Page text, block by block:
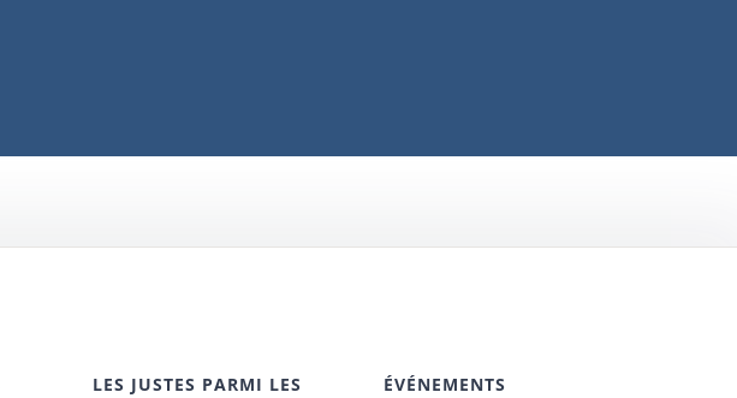
LES JUSTES PARMI LES
ÉVÉNEMENTS